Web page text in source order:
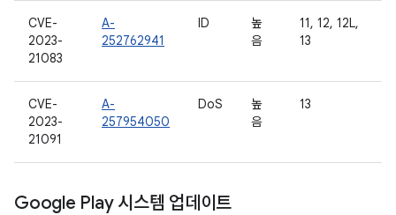
CVE-
2023-
21083
A-
252762941
ID
높
음
11, 12, 12L,
13
CVE-
2023-
21091
A-
257954050
DoS
높
음
13
Google Play 시스템 업데이트